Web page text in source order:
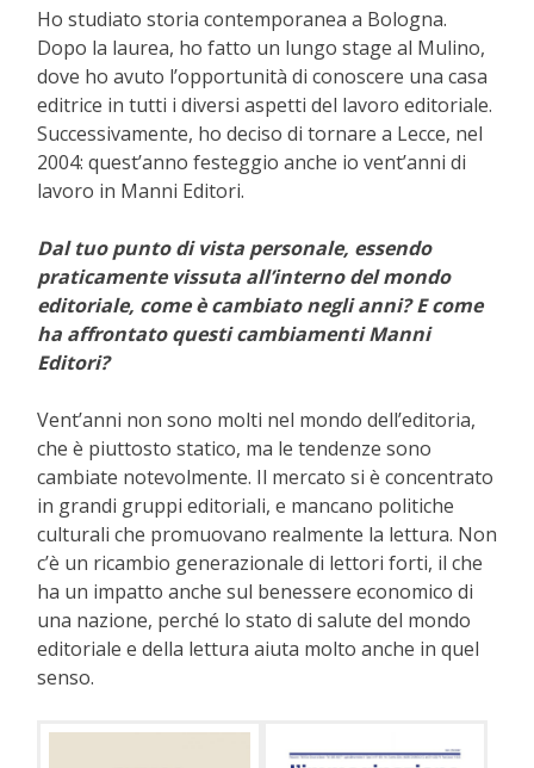
Ho studiato storia contemporanea a Bologna.
Dopo la laurea, ho fatto un lungo stage al Mulino,
dove ho avuto l’opportunità di conoscere una casa
editrice in tutti i diversi aspetti del lavoro editoriale.
Successivamente, ho deciso di tornare a Lecce, nel
2004: quest’anno festeggio anche io vent’anni di
lavoro in Manni Editori.
Dal tuo punto di vista personale, essendo
praticamente vissuta all’interno del mondo
editoriale, come è cambiato negli anni? E come
ha affrontato questi cambiamenti Manni
Editori?
Vent’anni non sono molti nel mondo dell’editoria,
che è piuttosto statico, ma le tendenze sono
cambiate notevolmente. Il mercato si è concentrato
in grandi gruppi editoriali, e mancano politiche
culturali che promuovano realmente la lettura. Non
c’è un ricambio generazionale di lettori forti, il che
ha un impatto anche sul benessere economico di
una nazione, perché lo stato di salute del mondo
editoriale e della lettura aiuta molto anche in quel
senso.